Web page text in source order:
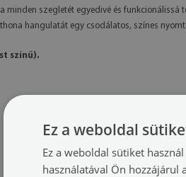
minden szegletét egyedivé és
hangulatát egy csodálatos, színes
színű).
Ez a weboldal
Ez a weboldal sütiket
használatával Ön hozzájárul